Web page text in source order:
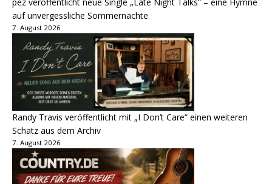
auf unvergessliche Sommernächte
7. August 2026
Randy Travis veröffentlicht mit „I Don’t Care“ einen weiteren
Schatz aus dem Archiv
7. August 2026